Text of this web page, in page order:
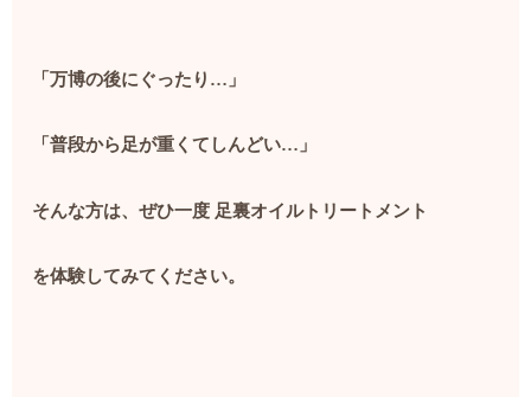
「万博の後にぐったり … 」
「普段から足が重くてしんどい… 」
そんな方は、ぜひ一度 足裏オイルトリートメント
を体験してみてください。